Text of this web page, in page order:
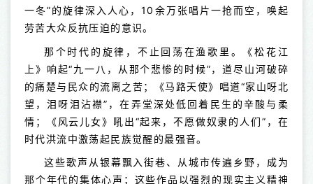
一冬”的旋律深入人心，10余万张唱片一抢而空，唤起
劳苦大众反抗压迫的意识。
那个时代的旋律，不止回荡在渔歌里。《松花江
上》响起“九一八，从那个悲惨的时候”，道尽山河破碎
的痛楚与民众的流离之苦；《马路天使》唱道“家山呀北
望，泪呀泪沾襟”，在弄堂深处低回着民生的辛酸与柔
情；《风云儿女》吼出“起来，不愿做奴隶的人们”，在
时代洪流中激荡起民族觉醒的最强音。
这些歌声从银幕飘入街巷、从城市传遍乡野，成为
那个年代的集体心声；这些作品以强烈的现实主义精神